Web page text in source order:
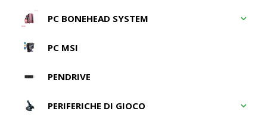
PC BONEHEAD SYSTEM
PC MSI
PENDRIVE
PERIFERICHE DI GIOCO